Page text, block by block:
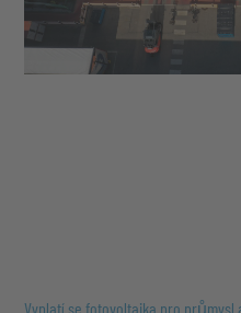
Vyplatí se fotovoltaika pro průmysl